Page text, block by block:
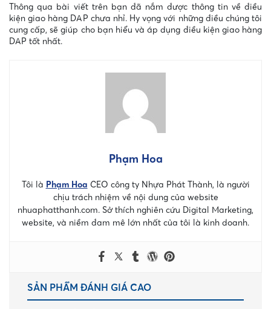
Thông qua bài viết trên bạn đã nắm được thông tin về điều
kiện giao hàng DAP chưa nhỉ. Hy vọng với những điều chúng tôi
cung cấp, sẽ giúp cho bạn hiểu và áp dụng điều kiện giao hàng
DAP tốt nhất.
Phạm Hoa
Tôi là Phạm Hoa CEO công ty Nhựa Phát Thành, là người
chịu trách nhiệm về nội dung của website
nhuaphatthanh.com. Sở thích nghiên cứu Digital Marketing,
website, và niềm đam mê lớn nhất của tôi là kinh doanh.
SẢN PHẨM ĐÁNH GIÁ CAO